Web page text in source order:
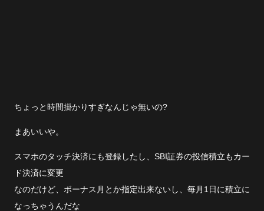
ちょっと時間掛かりすぎなんじゃ無いの?
まあいいや。
スマホのタッチ決済にも登録したし、SBI証券の投信積立もカー
ド決済に変更
なのだけど、ボーナス月とか指定出来ないし、毎月1日に積立に
なっちゃうんだな